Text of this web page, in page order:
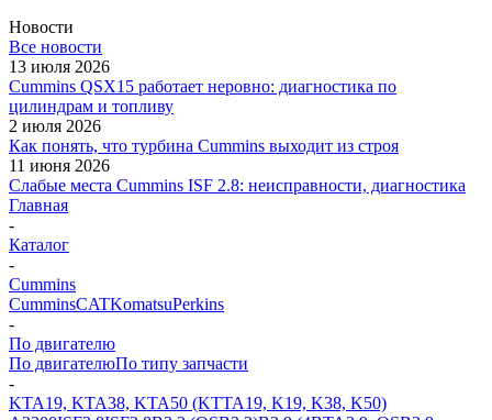
Новости
Все новости
13 июля 2026
Cummins QSX15 работает неровно: диагностика по
цилиндрам и топливу
2 июля 2026
Как понять, что турбина Cummins выходит из строя
11 июня 2026
Слабые места Cummins ISF 2.8: неисправности, диагностика
Главная
-
Каталог
-
Cummins
CumminsCATKomatsuPerkins
-
По двигателю
По двигателюПо типу запчасти
-
KTA19, KTA38, KTA50 (KTTA19, K19, K38, K50)